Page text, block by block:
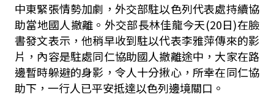
中東緊張情勢加劇，外交部駐以色列代表處持續協
助當地國人撤離。外交部長林佳龍今天(20日)在臉
書發文表示，他稍早收到駐以代表李雅萍傳來的影
片，內容是駐處同仁協助國人撤離途中，大家在路
邊暫時躲避的身影，令人十分揪心，所幸在同仁協
助下，一行人已平安抵達以色列邊境關口。